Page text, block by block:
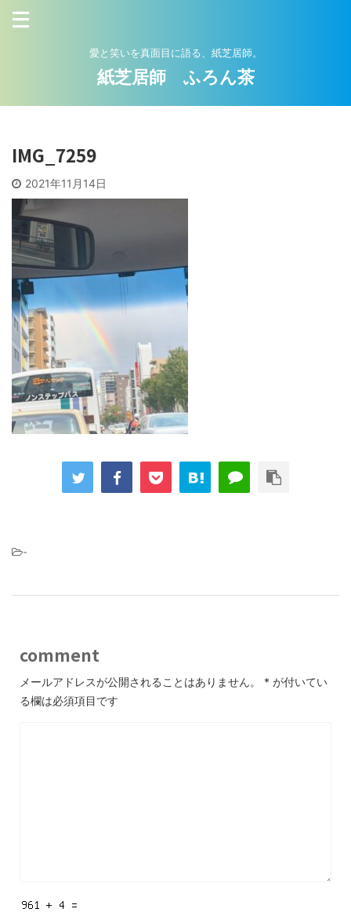
愛と笑いを真面目に語る、紙芝居師。
紙芝居師 ふろん茶
IMG_7259
2021年11月14日
-
comment
メールアドレスが公開されることはありません。 * が付いてい
る欄は必須項目です